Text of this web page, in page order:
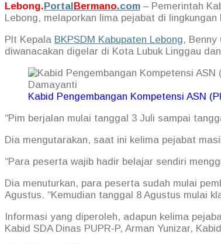
Lebong.PortalBermano.com – Pemerintah
Lebong, melaporkan lima pejabat di
Plt Kepala BKPSDM Kabupaten Lebong, Benny
diwanacakan digelar di Kota Lubuk Linggau
Kabid Pengembangan Kompetensi ASN
“Pim berjalan mulai tanggal 3 Juli sampai
Dia mengutarakan, saat ini kelima pejabat
“Para peserta wajib hadir belajar sendiri
Dia menuturkan, para peserta sudah mulai
Agustus. “Kemudian tanggal 8 Agustus mulai
Informasi yang diperoleh, adapun kelima
Kabid SDA Dinas PUPR-P, Arman Yunizar,